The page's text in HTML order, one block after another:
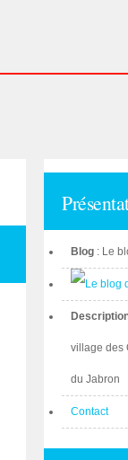
Blog : Le
village des
du Jabron
Contact